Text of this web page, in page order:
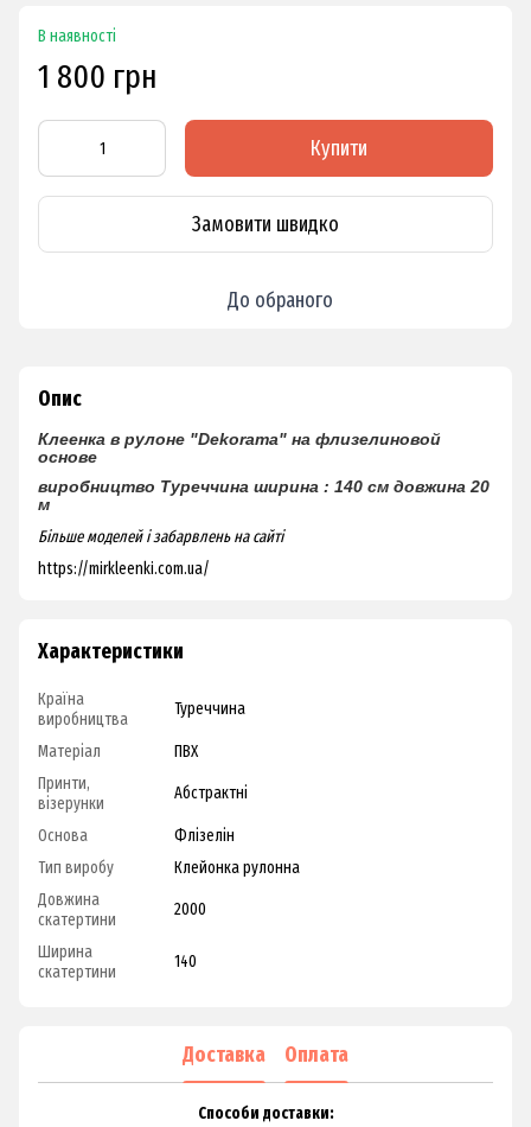
В наявності
1 800 грн
Купити
Замовити швидко
До обраного
Опис
Клеенка в рулоне "Dekorama" на флизелиновой
основе
виробництво Туреччина ширина : 140 см довжина 20
м
Більше моделей і забарвлень на сайті
https://mirkleenki.com.ua/
Характеристики
Країна
виробництва
Туреччина
Матеріал
ПВХ
Принти,
візерунки
Абстрактні
Основа
Флізелін
Тип виробу
Клейонка рулонна
Довжина
скатертини
2000
Ширина
скатертини
140
Доставка Оплата
Способи доставки: